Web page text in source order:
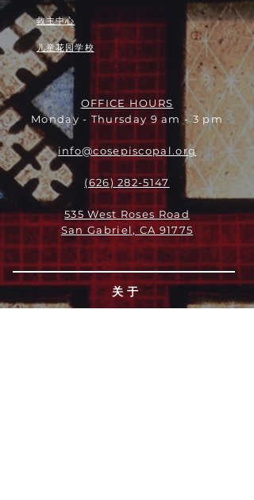
救主中心
儿童花园学校
OFFICE HOURS
Monday - Thursday 9 am - 3 pm
info@cosepiscopal.org
(626) 282-5147
535 West Roses Road
San Gabriel, CA 91775
关于